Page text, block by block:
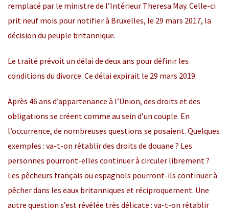
remplacé par le ministre de l’Intérieur Theresa May. Celle-ci
prit neuf mois pour notifier à Bruxelles, le 29 mars 2017, la
décision du peuple britannique.
Le traité prévoit un délai de deux ans pour définir les
conditions du divorce. Ce délai expirait le 29 mars 2019.
Après 46 ans d’appartenance à l’Union, des droits et des
obligations se créent comme au sein d’un couple. En
l’occurrence, de nombreuses questions se posaient. Quelques
exemples : va-t-on rétablir des droits de douane ? Les
personnes pourront-elles continuer à circuler librement ?
Les pêcheurs français ou espagnols pourront-ils continuer à
pêcher dans les eaux britanniques et réciproquement. Une
autre question s’est révélée très délicate : va-t-on rétablir